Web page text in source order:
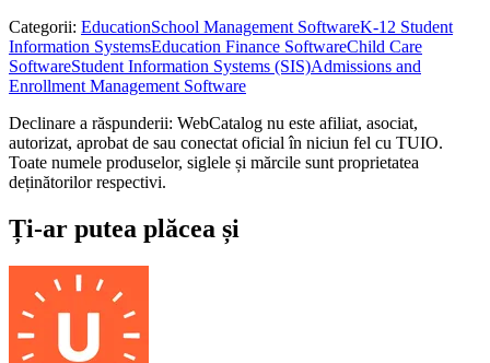
Categorii: EducationSchool Management SoftwareK-12 Student
Information SystemsEducation Finance SoftwareChild Care
SoftwareStudent Information Systems (SIS)Admissions and
Enrollment Management Software
Declinare a răspunderii: WebCatalog nu este afiliat, asociat,
autorizat, aprobat de sau conectat oficial în niciun fel cu TUIO.
Toate numele produselor, siglele și mărcile sunt proprietatea
deținătorilor respectivi.
Ți-ar putea plăcea și